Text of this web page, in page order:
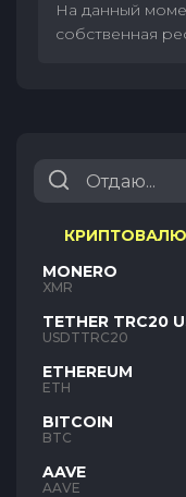
На данный
собственная
MONERO
XMR
TETHER TRC20
USDTTRC20
ETHEREUM
ETH
BITCOIN
BTC
AAVE
AAVE